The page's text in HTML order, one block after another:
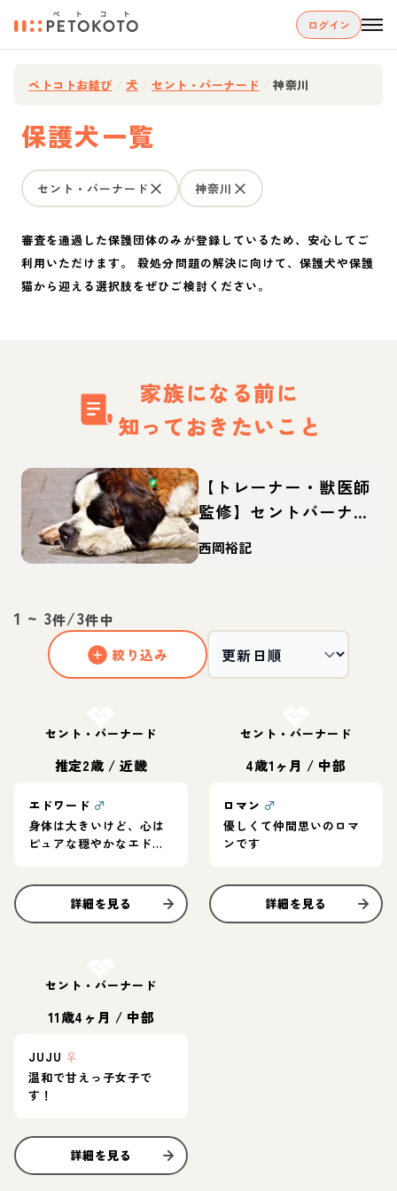
ログイン
ペトコトお結び 犬 セント・バーナード 神奈川
保護犬一覧
セント・バーナード 神奈川
審査を通過した保護団体のみが登録しているため、安心してご
利用いただけます。 殺処分問題の解決に向けて、保護犬や保護
猫から迎える選択肢をぜひご検討ください。
家族になる前に
知っておきたいこと
【トレーナー・獣医師
監修】セントバーナー
ドってどんな犬？性
格・特徴・育て方・迎
西岡裕記
1 ~ 3件/3件中
絞り込み
セント・バーナード
推定2歳 / 近畿
エドワード ♂
身体は大きいけど、心は
ピュアな穏やかなエドワ
詳細を見る
セント・バーナード
4歳1ヶ月 / 中部
ロマン ♂
優しくて仲間思いのロマ
ンです
詳細を見る
セント・バーナード
11歳4ヶ月 / 中部
JUJU ♀
温和で甘えっ子女子で
す！
詳細を見る